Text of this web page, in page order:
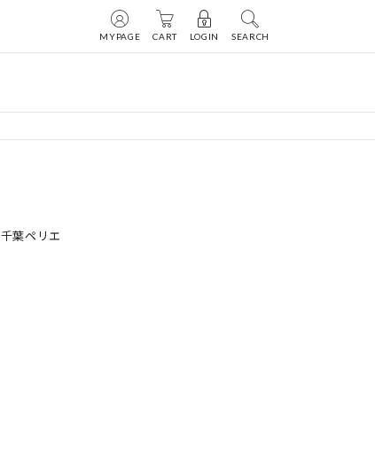
MYPAGE CART LOGIN SEARCH
葉ペリエ